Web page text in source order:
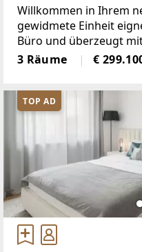
Willkommen in Ihrem
gewidmete Einheit
Büro und überzeugt
modernes,
großzügige, gut
Fensterflächen
3 Räume €
TOP AD